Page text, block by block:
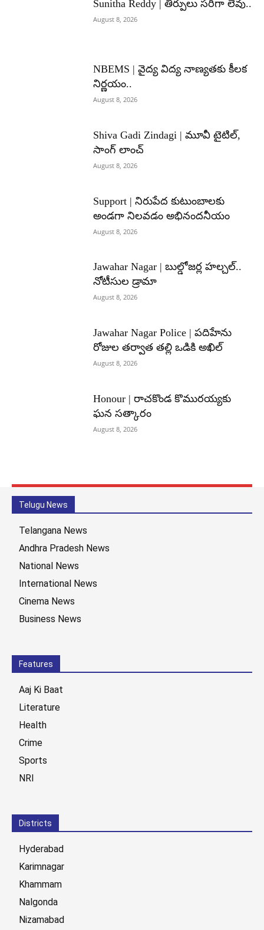
Sunitha Reddy | తీర్పులు సరిగా లేవు..
August 8, 2026
NBEMS | వైద్య విద్య నాణ్యతకు కీలక
నిర్ణయం..
August 8, 2026
Shiva Gadi Zindagi | మూవీ టైటిల్,
సాంగ్ లాంచ్
August 8, 2026
Support | నిరుపేద కుటుంబాలకు
అండగా నిలవడం అభినందనీయం
August 8, 2026
Jawahar Nagar | బుల్డోజర్ల హల్చల్..
నోటీసుల డ్రామా
August 8, 2026
Jawahar Nagar Police | పదిహేను
రోజుల తర్వాత తల్లి ఒడికి అఖిల్
August 8, 2026
Honour | రాచకొండ కొమురయ్యకు
ఘన సత్కారం
August 8, 2026
Telugu News
Telangana News
Andhra Pradesh News
National News
International News
Cinema News
Business News
Features
Aaj Ki Baat
Literature
Health
Crime
Sports
NRI
Districts
Hyderabad
Karimnagar
Khammam
Nalgonda
Nizamabad